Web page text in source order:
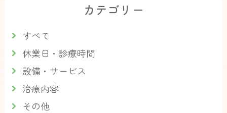
カテゴリー
すべて
休業日・診療時間
設備・サービス
治療内容
その他